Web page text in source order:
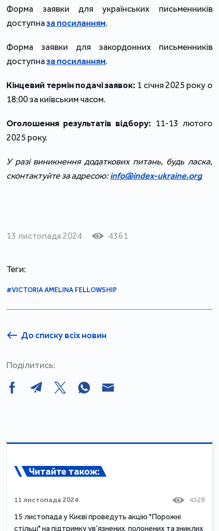
Форма заявки для українських письменників
доступназа посиланням.
Форма заявки для закордонних письменників
доступназа посиланням.
Кінцевий термін подачі заявок: 1 січня 2025 року о
18:00 за київським часом.
Оголошення результатів відбору: 11-13 лютого
2025 року.
У разі виникнення додаткових питань, будь ласка,
сконтактуйте за адресою:info@index-ukraine.org
13 листопада 2024 4361
Теги:
#VICTORIA AMELINA FELLOWSHIP
До списку всіх новин
Поділитись:
Читайте також:
11 листопада 2024 4328
15 листопада у Києві проведуть акцію "Порожні
стільці" на підтримку ув’язнених, полонених та зниклих